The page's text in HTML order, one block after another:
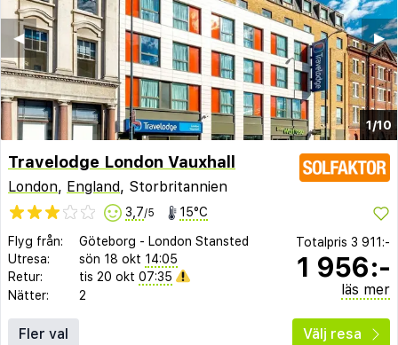
1/10
▶︎
◀︎
Travelodge London Vauxhall
London, England, Storbritannien
3,7/5 15°C
Flyg från: Göteborg - London Stansted
Utresa:
sön 18 okt 14:05
Retur:
tis 20 okt 07:35
Nätter:
2
Totalpris 3 911:-
1 956:-
läs mer
Fler val Välj resa